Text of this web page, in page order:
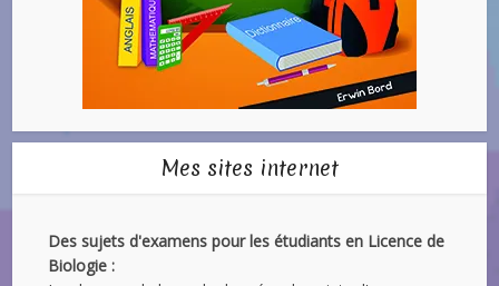
Mes sites internet
Des sujets d'examens pour les étudiants en Licence de
Biologie :